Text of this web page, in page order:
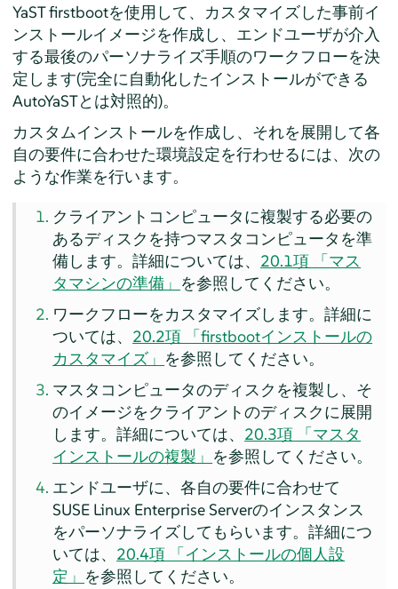
YaST firstbootを使用して、カスタマイズした事前イ
ンストールイメージを作成し、エンドユーザが介入
する最後のパーソナライズ手順のワークフローを決
定します(完全に自動化したインストールができる
AutoYaSTとは対照的)。
カスタムインストールを作成し、それを展開して各
自の要件に合わせた環境設定を行わせるには、次の
ような作業を行います。
クライアントコンピュータに複製する必要の
あるディスクを持つマスタコンピュータを準
備します。詳細については、 20.1項 「マス
タマシンの準備」 を参照してください。
ワークフローをカスタマイズします。詳細に
ついては、 20.2項 「firstbootインストールの
カスタマイズ」 を参照してください。
マスタコンピュータのディスクを複製し、そ
のイメージをクライアントのディスクに展開
します。詳細については、 20.3項 「マスタ
インストールの複製」 を参照してください。
エンドユーザに、各自の要件に合わせて
SUSE Linux Enterprise Serverのインスタンス
をパーソナライズしてもらいます。詳細につ
いては、 20.4項 「インストールの個人設
定」 を参照してください。